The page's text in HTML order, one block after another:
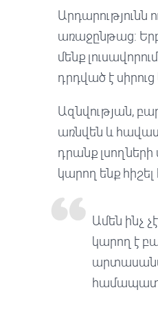
Արդարությունն
առաջընթաց: Երբ
մենք
դրդված է
Ազնվության,
առնվեն և
դրանք լսողների
կարող ենք հիշել
Ամեն ինչ
կարող է